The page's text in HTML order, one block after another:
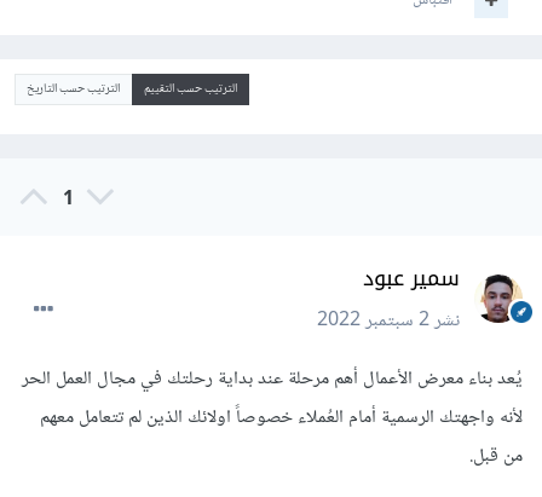
الترتيب حسب التقييم الترتيب حسب التاريخ
1
سمير عبود
نشر2 سبتمبر 2022
يُعد بناء معرض الأعمال أهم مرحلة عند بداية رحلتك في مجال العمل الحر
لأنه واجهتك الرسمية أمام العُملاء خصوصاً اولائك الذين لم تتعامل معهم
من قبل.